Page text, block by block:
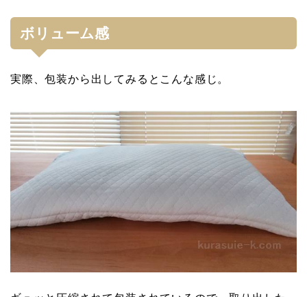
ボリューム感
実際、包装から出してみるとこんな感じ。